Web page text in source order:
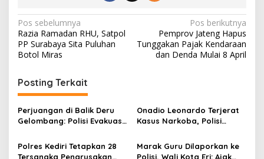
N
a
v
i
g
a
s
i
Pos sebelumnya
Razia Ramadan RHU, Satpol
PP Surabaya Sita Puluhan
Botol Miras
Pos berikutnya
Pemprov Jateng Hapus
Tunggakan Pajak Kendaraan
dan Denda Mulai 8 April
Posting Terkait
Perjuangan di Balik Deru
Gelombang: Polisi Evakuasi
Perairan Komodo
Onadio Leonardo Terjerat
Kasus Narkoba, Polisi
Penangkapannya
Polres Kediri Tetapkan 28
Tersangka Pengrusakan
Marak Guru Dilaporkan ke
Polisi, Wali Kota Eri: Ajak